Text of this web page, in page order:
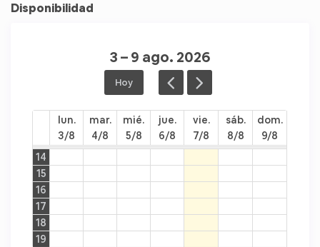
Disponibilidad
3 – 9 ago. 2026
Hoy
lun.
3/8
mar.
4/8
mié.
5/8
jue.
6/8
vie.
7/8
sáb.
8/8
dom.
9/8
14
15
16
17
18
19